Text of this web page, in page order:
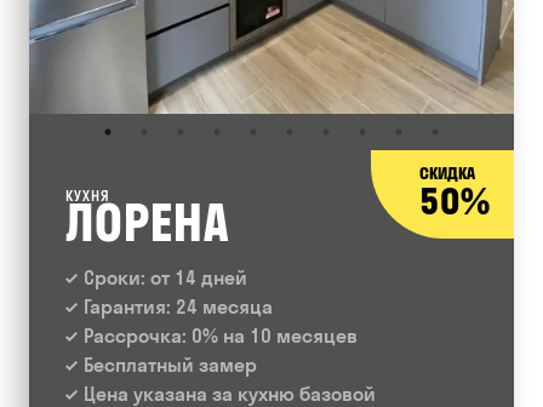
СКИДКА
50%
КУХНЯ
ЛОРЕНА
Сроки: от 14 дней
Гарантия: 24 месяца
Рассрочка: 0% на 10 месяцев
Бесплатный замер
Цена указана за кухню базовой